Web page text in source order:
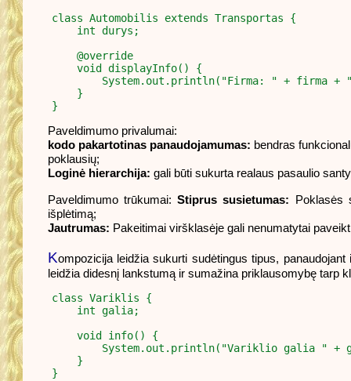
class Automobilis extends Transportas {
    int durys;
    @override
    void displayInfo() {
System.out.println("Firma: " + firma +
    }
Paveldimumo privalumai:
kodo pakartotinas panaudojamumas: bendras
poklausių;
Loginė hierarchija: gali būti sukurta realaus pasaulio
Paveldimumo trūkumai:Stiprus susietumas: Poklasės
išplėtimą;
Jautrumas: Pakeitimai viršklasėje gali nenumatytai
Kompozicija leidžia sukurti sudėtingus tipus,
leidžia didesnį lankstumą ir sumažina priklausomybę tarp
class Variklis {
    int galia;
    void info() {
System.out.println("Variklio galia " +
    }
}